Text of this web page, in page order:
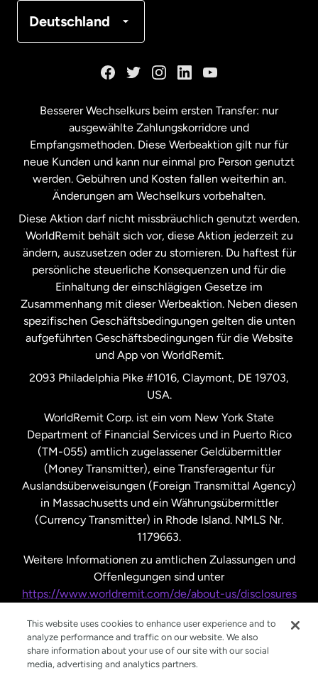
Deutschland
Malaysia
Neuseeland
Niederlande
Schweden
Spanien
Vereinigte Staaten English
Vereinigte Staaten
Vereinigtes Königreich
Besserer Wechselkurs beim ersten Transfer: nur
ausgewählte Zahlungskorridore und
Empfangsmethoden. Diese Werbeaktion gilt nur für
neue Kunden und kann nur einmal pro Person genutzt
werden. Gebühren und Kosten fallen weiterhin an.
Änderungen am Wechselkurs vorbehalten.
Diese Aktion darf nicht missbräuchlich genutzt werden.
WorldRemit behält sich vor, diese Aktion jederzeit zu
ändern, auszusetzen oder zu stornieren. Du haftest für
persönliche steuerliche Konsequenzen und für die
Einhaltung der einschlägigen Gesetze im
Zusammenhang mit dieser Werbeaktion. Neben diesen
spezifischen Geschäftsbedingungen gelten die unten
aufgeführten Geschäftsbedingungen für die Website
und App von WorldRemit.
2093 Philadelphia Pike #1016, Claymont, DE 19703,
USA.
WorldRemit Corp. ist ein vom New York State
Department of Financial Services und in Puerto Rico
(TM-055) amtlich zugelassener Geldübermittler
(Money Transmitter), eine Transferagentur für
Auslandsüberweisungen (Foreign Transmittal Agency)
in Massachusetts und ein Währungsübermittler
(Currency Transmitter) in Rhode Island. NMLS Nr.
1179663.
Weitere Informationen zu amtlichen Zulassungen und
Offenlegungen sind unter
https://www.worldremit.com/de/about-us/disclosures
This website uses cookies to enhance user experience and to
analyze performance and traffic on our website. We also
share information about your use of our site with our social
media, advertising and analytics partners.